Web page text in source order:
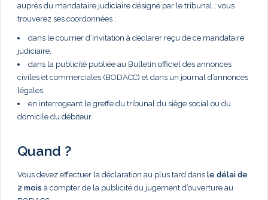
auprès du mandataire judiciaire désigné par le tribunal ; vous
trouverez ses coordonnées :
dans le courrier d’invitation à déclarer reçu de ce mandataire
judiciaire,
dans la publicité publiée au Bulletin officiel des annonces
civiles et commerciales (BODACC) et dans un journal d’annonces
légales,
en interrogeant le greffe du tribunal du siège social ou du
domicile du débiteur.
Quand ?
Vous devez effectuer la déclaration au plus tard dans le délai de
2 mois à compter de la publicité du jugement d’ouverture au